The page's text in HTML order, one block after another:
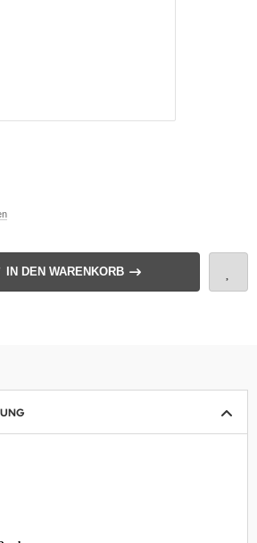
IN DEN WARENKORB